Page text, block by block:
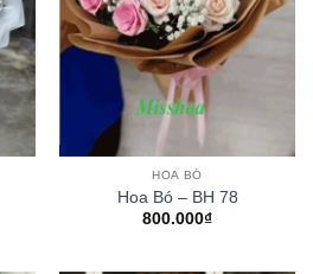
HOA BÓ
Hoa Bó – BH 78
800.000₫